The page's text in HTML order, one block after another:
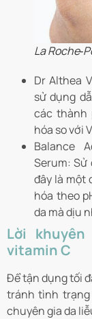
La
Dr Althea
sử dụng
các thành
hóa so với
Balance
Serum: Sử
đây là một
hóa theo
da mà dịu
Lời
vitamin C
Để tận dụng tối
tránh tình trạng
chuyên gia da